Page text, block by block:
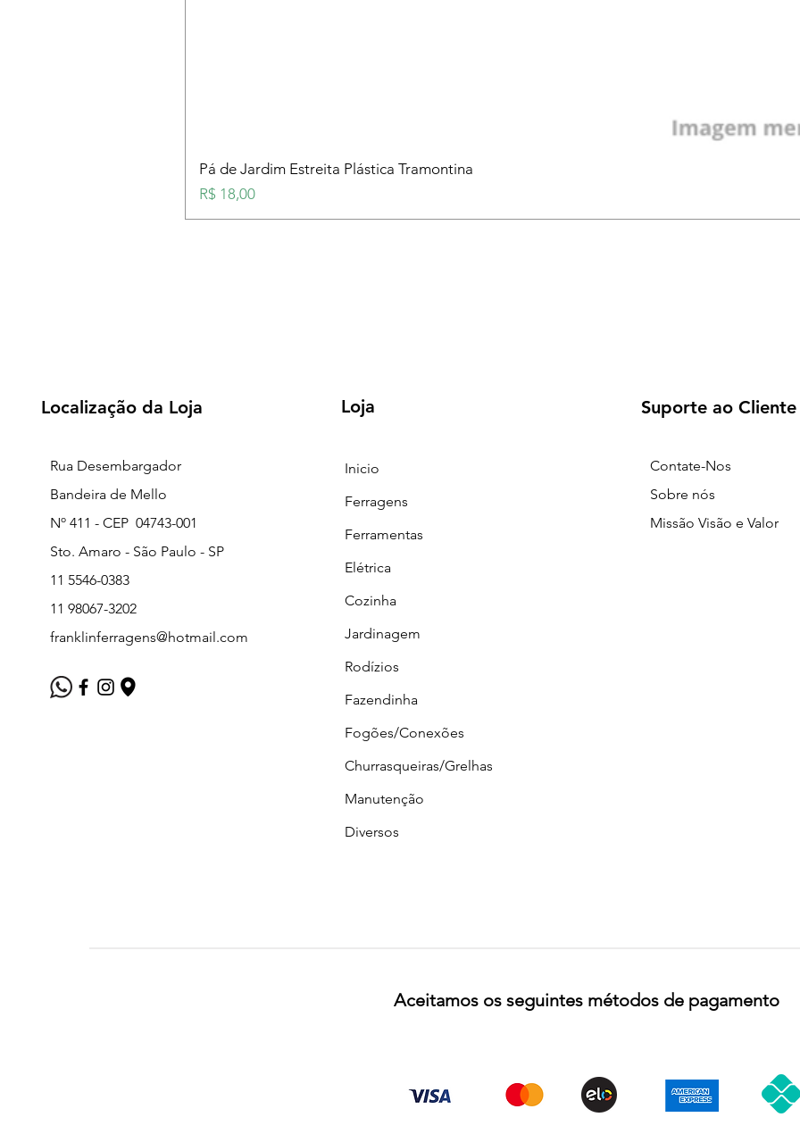
Pá de Jardim Estreita Plástica Tramontina
Preço
R$ 18,00
Localização da Loja
Rua Desembargador
Bandeira de Mello
Nº 411 - CEP 04743-001
Sto. Amaro - São Paulo - SP
11 5546-0383
11 98067-3202
franklinferragens@hotmail.com
Loja
Inicio
Ferragens
Ferramentas
Elétrica
Cozinha
Jardinagem
Rodízios
Fazendinha
Fogões/Conexões
Churrasqueiras/Grelhas
Manutenção
Diversos
Suporte ao Cliente
Contate-Nos
Sobre nós
Missão Visão e Valor
Aceitamos os seguintes métodos de pagamento